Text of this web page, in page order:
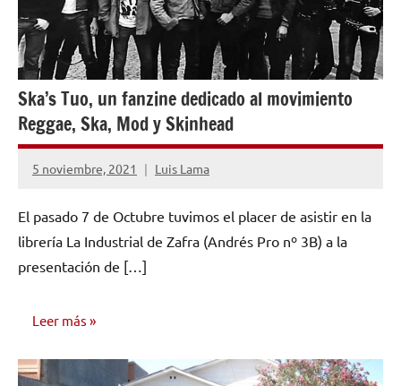
Ska’s Tuo, un fanzine dedicado al movimiento
Reggae, Ska, Mod y Skinhead
5 noviembre, 2021 Luis Lama
1
El pasado 7 de Octubre tuvimos el placer de asistir en la
librería La Industrial de Zafra (Andrés Pro nº 3B) a la
presentación de […]
Leer más
OPINIÓN